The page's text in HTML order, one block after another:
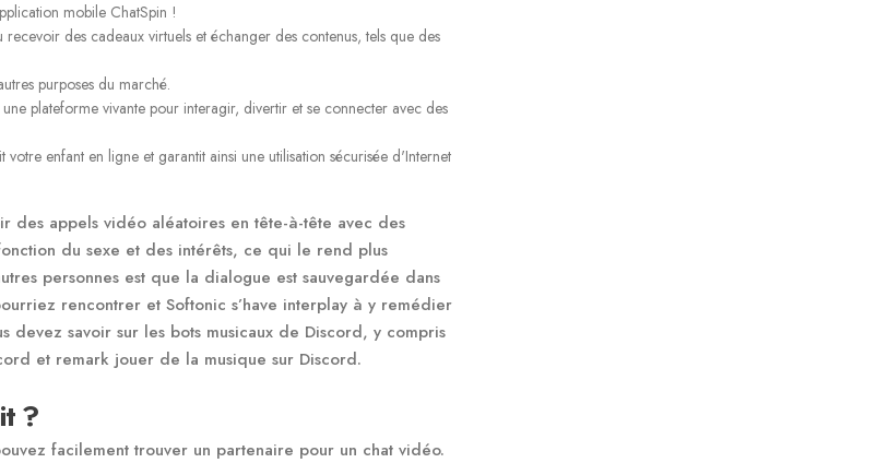
mobile ChatSpin !
recevoir des cadeaux virtuels et échanger des contenus, tels que des
purposes du marché.
plateforme vivante pour interagir, divertir et se connecter avec des
enfant en ligne et garantit ainsi une utilisation sécurisée d'Internet
des appels vidéo aléatoires en tête-à-tête avec des
du sexe et des intérêts, ce qui le rend plus
personnes est que la dialogue est sauvegardée dans
rencontrer et Softonic s’have interplay à y remédier
savoir sur les bots musicaux de Discord, y compris
et remark jouer de la musique sur Discord.
?
facilement trouver un partenaire pour un chat vidéo.